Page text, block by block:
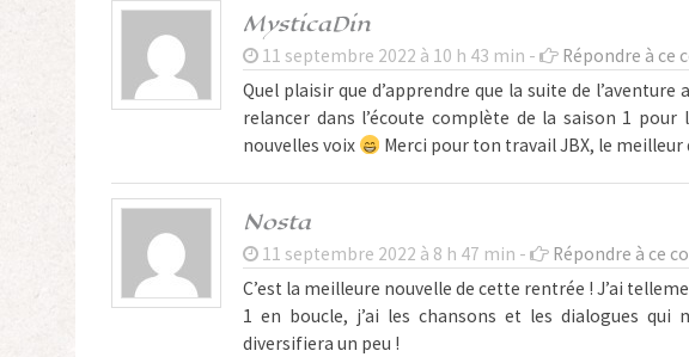
MysticaDin
11 septembre 2022 à 10 h 43 min -
Répondre à ce
Quel plaisir que d’apprendre que la suite de
relancer dans l’écoute complète de la saison 1
nouvelles voix
Merci pour ton travail JBX, le meilleur
Nosta
11 septembre 2022 à 8 h 47 min -
Répondre à ce
C’est la meilleure nouvelle de cette rentrée ! J’ai
1 en boucle, j’ai les chansons et les dialogues
diversifiera un peu !